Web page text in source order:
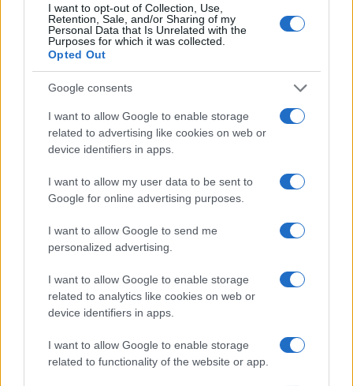
I want to opt-out of Collection, Use,
Retention, Sale, and/or Sharing of my
Personal Data that Is Unrelated with the
Purposes for which it was collected.
Opted Out
Google consents
I want to allow Google to enable storage
related to advertising like cookies on web or
device identifiers in apps.
I want to allow my user data to be sent to
Google for online advertising purposes.
I want to allow Google to send me
personalized advertising.
I want to allow Google to enable storage
related to analytics like cookies on web or
device identifiers in apps.
I want to allow Google to enable storage
related to functionality of the website or app.
06/08/26 - 23:52
Ζώδια: Οι αστρολογικές προβλέψεις για την Παρασκευή
7/8 από την Αλεξάνδρα Καρτά
06/08/26 - 23:52
ΠΑΟΚ - Άντερλεχτ 0-1: Σοκαρίστηκε αλλά μπορεί!!
06/08/26 - 23:46
Τμήμα και βρέθηκε νεκρή
ΔΙΕΘΝΗ
Οι «μαύρες χήρες» της Ρωσίας εν καιρώ πολέμου:
Παντρεύονται νεοσύλλεκτους για να εισπράξουν
ΔΙΕΘΝΗ
06/08/26 - 23:16
ΤΟΥΡΚΙΑ